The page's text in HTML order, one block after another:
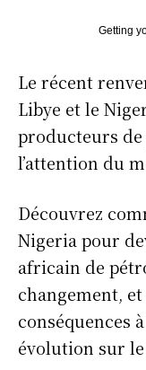
Getting
Le récent
Libye et le
producteurs
l’attention du
Découvrez
Nigeria pour
africain de
changement,
conséquences
évolution sur